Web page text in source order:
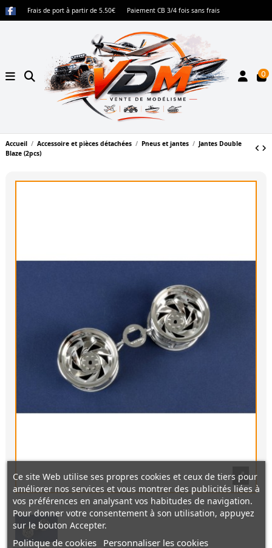
Frais de port à partir de 5.50€ Paiement CB 3/4 fois sans frais
0
Accueil Accessoire et pièces détachées Pneus et jantes
Jantes Double
Blaze (2pcs)
Ce site Web utilise ses propres cookies et ceux de tiers pour
améliorer nos services et vous montrer des publicités liées à
vos préférences en analysant vos habitudes de navigation.
Pour donner votre consentement à son utilisation, appuyez
sur le bouton Accepter.
Politique de cookies Personnaliser les cookies